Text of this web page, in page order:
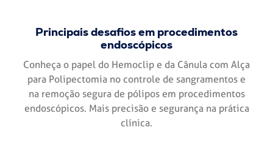
Principais desafios em procedimentos
endoscópicos
Conheça o papel do Hemoclip e da Cânula com Alça
para Polipectomia no controle de sangramentos e
na remoção segura de pólipos em procedimentos
endoscópicos. Mais precisão e segurança na prática
clínica.